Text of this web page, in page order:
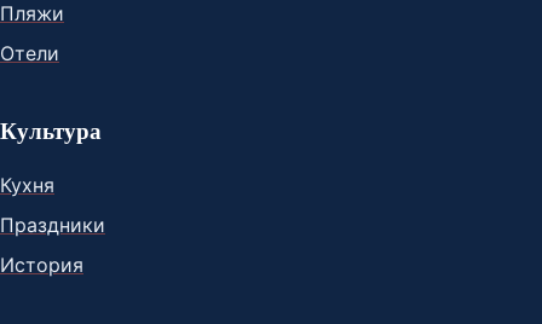
Пляжи
Отели
Культура
Кухня
Праздники
История